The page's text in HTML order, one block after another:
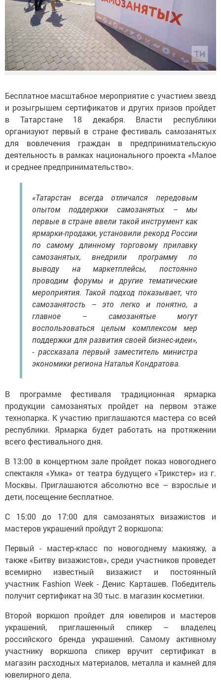
Бесплатное масштабное мероприятие с участием звезд
и розыгрышем сертификатов и других призов пройдет
в Татарстане 18 декабря. Власти республики
организуют первый в стране фестиваль самозанятых
для вовлечения граждан в предпринимательскую
деятельность в рамках национального проекта «Малое
и среднее предпринимательство».
«Татарстан всегда отличался передовым
опытом поддержки самозанятых – мы
первые в стране ввели такой инструмент как
ярмарки-продажи, установили рекорд России
по самому длинному торговому прилавку
самозанятых, внедрили программу по
выводу на маркетплейсы, постоянно
проводим форумы и другие тематические
мероприятия. Такой подход показывает, что
самозанятость – это легко и понятно, а
главное – самозанятые могут
воспользоваться целым комплексом мер
поддержки для развития своей бизнес-идеи»,
- рассказала первый заместитель министра
экономики региона Наталья Кондратова.
В программе фестиваля традиционная ярмарка
продукции самозанятых пройдет на первом этаже
технопарка. К участию приглашаются мастера со всей
республики. Ярмарка будет работать на протяжении
всего фестивального дня.
В 13:00 в концертном зале пройдет показ новогоднего
спектакля «Умка» от театра будущего «Трикстер» из г.
Москвы. Приглашаются абсолютно все – взрослые и
дети, посещение бесплатное.
С 15:00 до 17:00 для самозанятых визажистов и
мастеров украшений пройдут 2 воркшопа:
Первый - мастер-класс по новогоднему макияжу, а
также «Битву визажистов», среди участников проведет
всемирно известный визажист и постоянный
участник Fashion Week - Денис Карташев. Победитель
получит сертификат на 30 тыс. в магазин косметики.
Второй воркшоп пройдет для ювелиров и мастеров
украшений, приглашенный спикер – владелец
российского бренда украшений. Самому активному
участнику воркшопа спикер вручит сертификат в
магазин расходных материалов, металла и камней для
ювелирного дела.